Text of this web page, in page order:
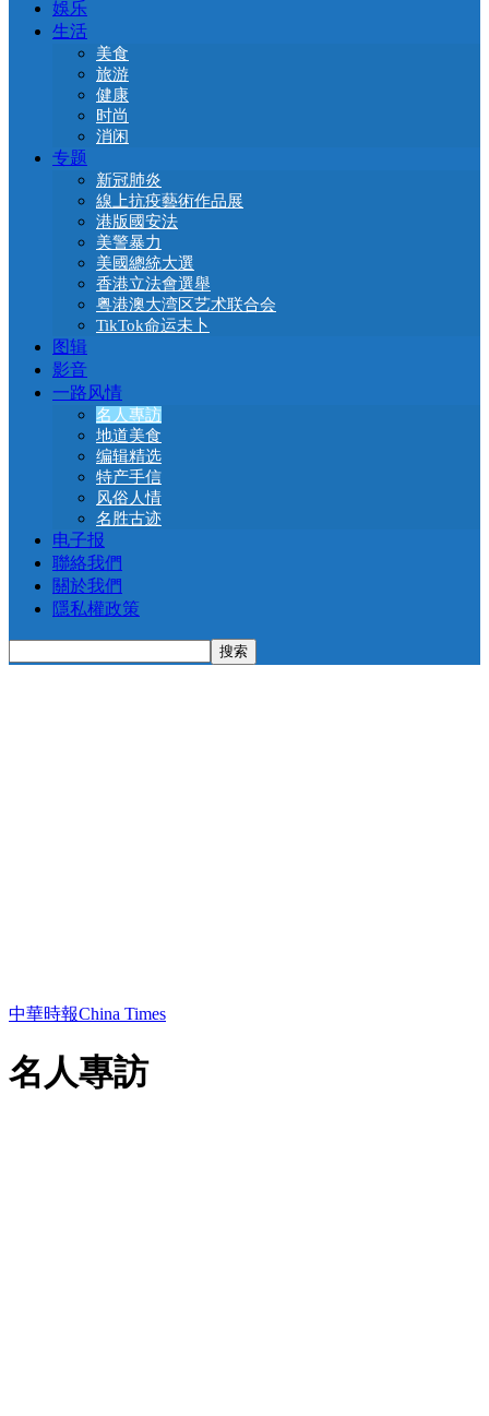
娛乐
生活
美食
旅游
健康
时尚
消闲
专题
新冠肺炎
線上抗疫藝術作品展
港版國安法
美警暴力
美國總統大選
香港立法會選舉
粤港澳大湾区艺术联合会
TikTok命运未卜
图辑
影音
一路风情
名人專訪
地道美食
编辑精选
特产手信
风俗人情
名胜古迹
电子报
聯絡我們
關於我們
隱私權政策
中華時報China Times
名人專訪